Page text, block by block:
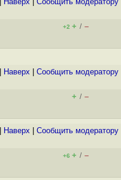
+2 + / –
Наверх Cообщить модератору
+ / –
Наверх Cообщить модератору
+6 + / –